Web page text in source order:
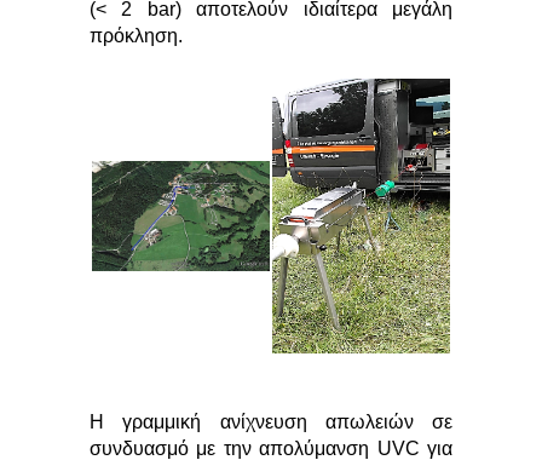
(< 2 bar) αποτελούν ιδιαίτερα μεγάλη
πρόκληση.
Η γραμμική ανίχνευση απωλειών σε
συνδυασμό με την απολύμανση UVC για